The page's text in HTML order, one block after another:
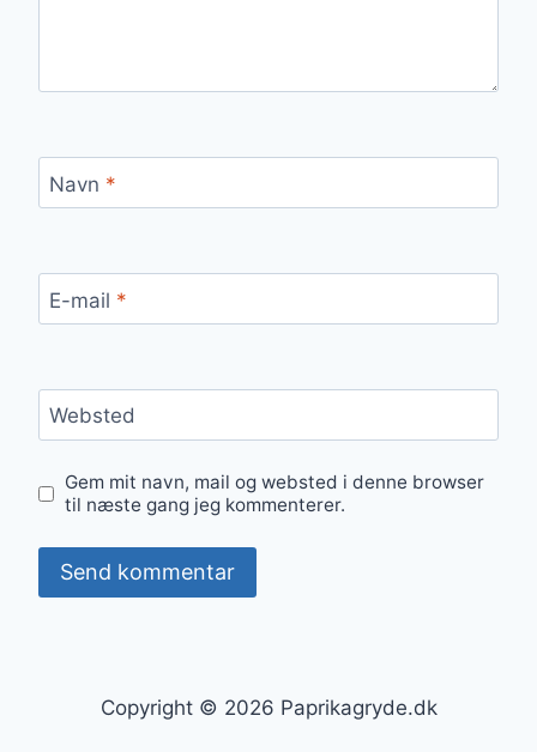
Navn *
E-mail *
Websted
Gem mit navn, mail og websted i denne browser
til næste gang jeg kommenterer.
Copyright © 2026 Paprikagryde.dk